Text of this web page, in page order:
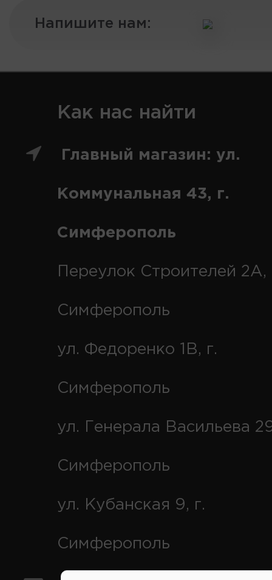
Напишите нам:
Как нас найти
Главный магазин: ул.
Коммунальная 43, г.
Симферополь
Переулок Строителей 2А,
Симферополь
ул. Федоренко 1В, г.
Симферополь
ул. Генерала Васильева
Симферополь
ул. Кубанская 9, г.
Симферополь